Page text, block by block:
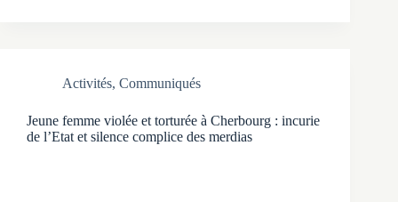
Activités, Communiqués
Jeune femme violée et torturée à Cherbourg : incurie
de l’Etat et silence complice des merdias